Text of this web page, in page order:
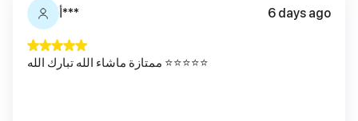
أ*** 6 days ago
ممتازة ماشاء الله تبارك الله ⭐️⭐️⭐️⭐️⭐️